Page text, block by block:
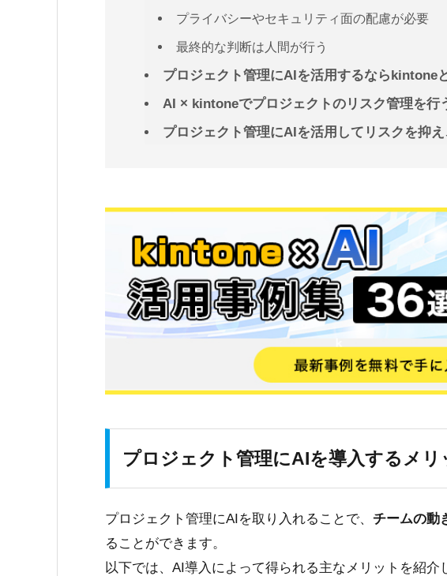
プライバシーやセキュリティ面の配慮が必要
最終的な判断は人間が行う
プロジェクト管理にAIを活用するならkintone
AI × kintoneでプロジェクトのリスク管理を行
プロジェクト管理にAIを活用してリスクを抑
プロジェクト管理にAIを導入するメリ
プロジェクト管理にAIを取り入れることで、 チームの動
ることができます。
以下では、AI導入によって得られる主なメリットを紹介